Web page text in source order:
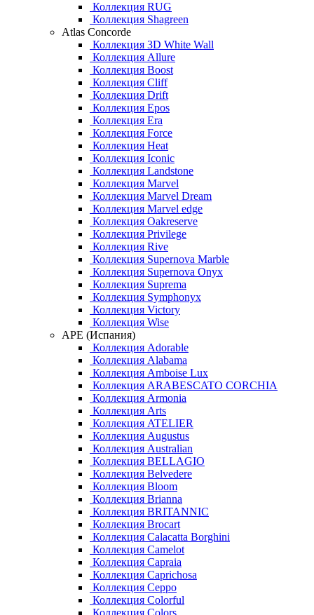
Коллекция RUG
Коллекция Shagreen
Atlas Concorde
Коллекция 3D White Wall
Коллекция Allure
Коллекция Boost
Коллекция Cliff
Коллекция Drift
Коллекция Epos
Коллекция Era
Коллекция Force
Коллекция Heat
Коллекция Iconic
Коллекция Landstone
Коллекция Marvel
Коллекция Marvel Dream
Коллекция Marvel edge
Коллекция Oakreserve
Коллекция Privilege
Коллекция Rive
Коллекция Supernova Marble
Коллекция Supernova Onyx
Коллекция Suprema
Коллекция Symphonyx
Коллекция Victory
Коллекция Wise
APE (Испания)
Коллекция Adorable
Коллекция Alabama
Коллекция Amboise Lux
Коллекция ARABESCATO CORCHIA
Коллекция Armonia
Коллекция Arts
Коллекция ATELIER
Коллекция Augustus
Коллекция Australian
Коллекция BELLAGIO
Коллекция Belvedere
Коллекция Bloom
Коллекция Brianna
Коллекция BRITANNIC
Коллекция Brocart
Коллекция Calacatta Borghini
Коллекция Camelot
Коллекция Capraia
Коллекция Caprichosa
Коллекция Ceppo
Коллекция Colorful
Коллекция Colors